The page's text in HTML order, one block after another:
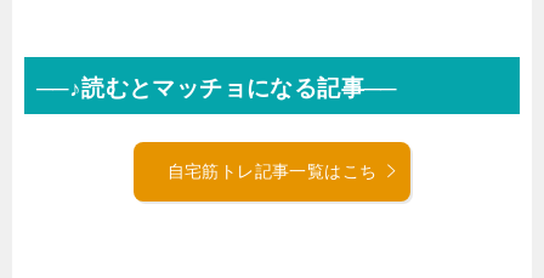
──♪読むとマッチョになる記事──
自宅筋トレ記事一覧はこち